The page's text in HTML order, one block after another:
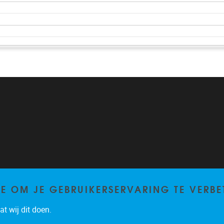
JE GEBRUIKERSERVARING TE
wij dit doen.